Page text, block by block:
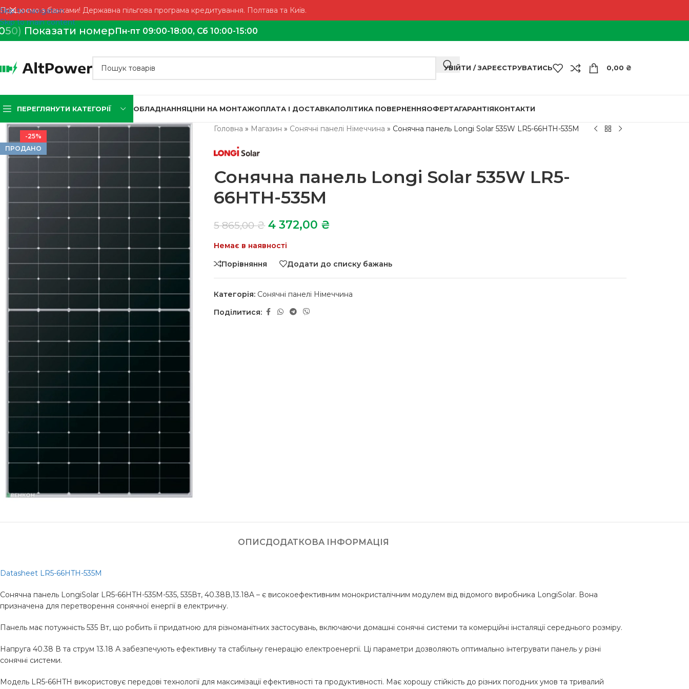
Skip to navigation
Skip to main content
Працюємо з банками! Державна пільгова програма кредитування. Полтава та Київ.
50) Показати номерПн-пт 09:00-18:00, Сб 10:00-15:00
УВІЙТИ / ЗАРЕЄСТРУВАТИСЬ 0,00 ₴
ПЕРЕГЛЯНУТИ КАТЕГОРІЇ ОБЛАДНАННЯЦІНИ НА МОНТАЖОПЛАТА І ДОСТАВКАПОЛІТИКА ПОВЕРНЕННЯОФЕРТАГАРАНТІЯКОНТАКТИ
-25%
ПРОДАНО
Головна » Магазин » Сонячні панелі Німеччина » Сонячна панель Longi Solar 535W LR5-66HTH-535M
Сонячна панель Longi Solar 535W LR5-
66HTH-535M
5 865,00₴ 4 372,00 ₴
Немає в наявності
Порівняння
Додати до списку бажань
Категорія: Сонячні панелі Німеччина
Поділитися:
ОПИСДОДАТКОВА ІНФОРМАЦІЯ
Datasheet LR5-66HTH-535M
Сонячна панель LongiSolar LR5-66HTH-535M-535, 535Вт, 40.38В,13.18A – є високоефективним монокристалічним модулем від відомого виробника LongiSolar. Вона
призначена для перетворення сонячної енергії в електричну.
Панель має потужність 535 Вт, що робить її придатною для різноманітних застосувань, включаючи домашні сонячні системи та комерційні інсталяції середнього розміру.
Напруга 40.38 В та струм 13.18 А забезпечують ефективну та стабільну генерацію електроенергії. Ці параметри дозволяють оптимально інтегрувати панель у різні
сонячні системи.
Модель LR5-66HTH використовує передові технології для максимізації ефективності та продуктивності. Має хорошу стійкість до різних погодних умов та тривалий